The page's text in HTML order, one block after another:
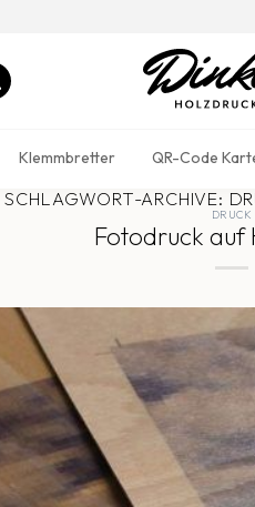
Klemmbretter QR-Code
SCHLAGWORT-ARCHIVE:
DRUCK
Fotodruck auf